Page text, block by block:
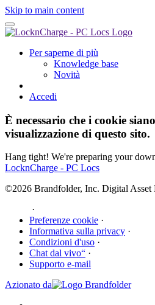
Skip to main content
Per saperne di più
Knowledge base
Novità
Accedi
È necessario che i cookie
visualizzazione di questo sito.
Hang tight! We're preparing your
LocknCharge - PC Locs
©2026 Brandfolder, Inc. Digital Asset
·
Preferenze cookie ·
Informativa sulla privacy ·
Condizioni d'uso ·
Chat dal vivo“ ·
Supporto e-mail
Azionato da